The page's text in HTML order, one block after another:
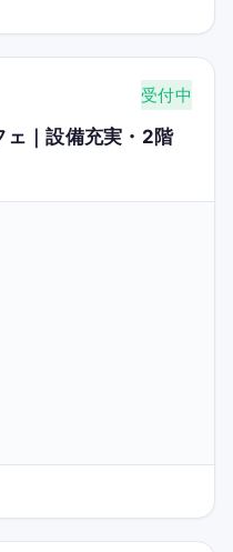
受付中
ェ｜設備充実・2階